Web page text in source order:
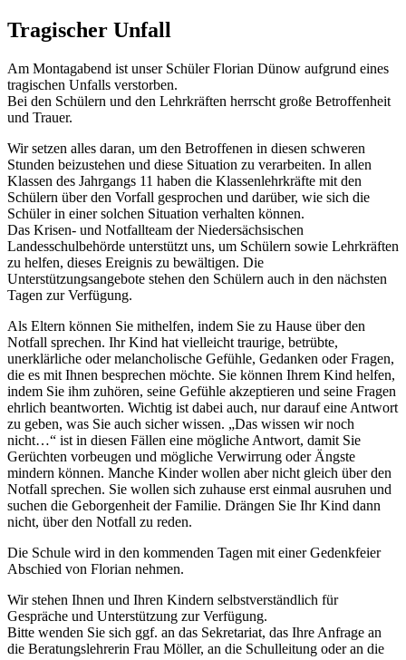
Tragischer Unfall
Am Montagabend ist unser Schüler Florian Dünow aufgrund eines
tragischen Unfalls verstorben.
Bei den Schülern und den Lehrkräften herrscht große Betroffenheit
und Trauer.
Wir setzen alles daran, um den Betroffenen in diesen schweren
Stunden beizustehen und diese Situation zu verarbeiten. In allen
Klassen des Jahrgangs 11 haben die Klassenlehrkräfte mit den
Schülern über den Vorfall gesprochen und darüber, wie sich die
Schüler in einer solchen Situation verhalten können.
Das Krisen- und Notfallteam der Niedersächsischen
Landesschulbehörde unterstützt uns, um Schülern sowie Lehrkräften
zu helfen, dieses Ereignis zu bewältigen. Die
Unterstützungsangebote stehen den Schülern auch in den nächsten
Tagen zur Verfügung.
Als Eltern können Sie mithelfen, indem Sie zu Hause über den
Notfall sprechen. Ihr Kind hat vielleicht traurige, betrübte,
unerklärliche oder melancholische Gefühle, Gedanken oder Fragen,
die es mit Ihnen besprechen möchte. Sie können Ihrem Kind helfen,
indem Sie ihm zuhören, seine Gefühle akzeptieren und seine Fragen
ehrlich beantworten. Wichtig ist dabei auch, nur darauf eine Antwort
zu geben, was Sie auch sicher wissen. „Das wissen wir noch
nicht…“ ist in diesen Fällen eine mögliche Antwort, damit Sie
Gerüchten vorbeugen und mögliche Verwirrung oder Ängste
mindern können. Manche Kinder wollen aber nicht gleich über den
Notfall sprechen. Sie wollen sich zuhause erst einmal ausruhen und
suchen die Geborgenheit der Familie. Drängen Sie Ihr Kind dann
nicht, über den Notfall zu reden.
Die Schule wird in den kommenden Tagen mit einer Gedenkfeier
Abschied von Florian nehmen.
Wir stehen Ihnen und Ihren Kindern selbstverständlich für
Gespräche und Unterstützung zur Verfügung.
Bitte wenden Sie sich ggf. an das Sekretariat, das Ihre Anfrage an
die Beratungslehrerin Frau Möller, an die Schulleitung oder an die